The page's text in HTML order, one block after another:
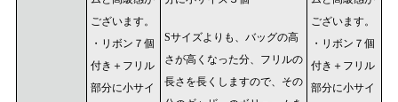
ございます。
・リボン７個
付き＋フリル
部分に小サイ
Sサイズよりも、バッグの高
さが高くなった分、フリルの
長さを長くしますので、その
ございます。
・リボン７個
付き＋フリル
部分に小サイ